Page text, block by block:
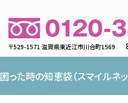
〒529-1571 滋賀県東近江市川合町1569
困った時の知恵袋（スマイルネッ